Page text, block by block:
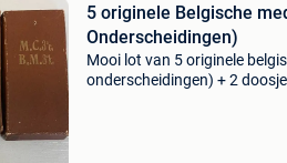
5 originele Belgische
Onderscheidingen)
Mooi lot van 5 originele
onderscheidingen) + 2